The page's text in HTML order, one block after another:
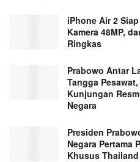
iPhone Air 2
Kamera 48MP,
Ringkas
Prabowo Antar
Tangga
Kunjungan
Negara
Presiden
Negara Pertama
Khusus Thailand